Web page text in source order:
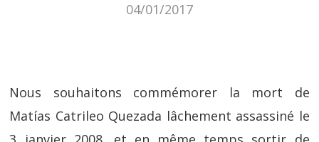
04/01/2017
Nous souhaitons commémorer la mort de
Matías Catrileo Quezada lâchement assassiné le